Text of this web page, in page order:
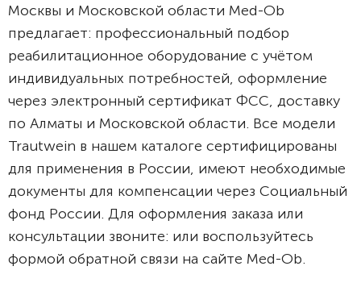
Москвы и Московской области Med-Ob
предлагает: профессиональный подбор
реабилитационное оборудование с учётом
индивидуальных потребностей, оформление
через электронный сертификат ФСС, доставку
по Алматы и Московской области. Все модели
Trautwein в нашем каталоге сертифицированы
для применения в России, имеют необходимые
документы для компенсации через Социальный
фонд России. Для оформления заказа или
консультации звоните: или воспользуйтесь
формой обратной связи на сайте Med-Ob.